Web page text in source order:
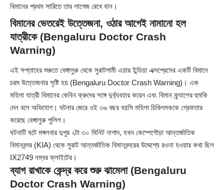
বিমানের প্রথম সারিতে তার লাগেজ রেখে যান।
বিমানের ভেতরেই উত্তেজনা, ওঠার আগেই নামানো হল
যাত্রীকে (Bengaluru Doctor Crash
Warning)
এই সপ্তাহের শুরুতে বেঙ্গালুরু থেকে সুরাটগামী এয়ার ইন্ডিয়া এক্সপ্রেসের একটি বিমানে
চরম উত্তেজনার সৃষ্টি হয় (Bengaluru Doctor Crash Warning)। এক
মহিলা যাত্রী বিমানের কেবিন ক্রুদের সঙ্গে দুর্ব্যবহার করেন এবং বিমান ক্র্যাশের হুমকি
দেন বলে অভিযোগ। ঘটনার জেরে ওই ৩৬ বছর বয়সি মহিলা চিকিৎসককে গ্রেফতার
করেছে বেঙ্গালুরু পুলিশ।
ঘটনাটি ঘটে মঙ্গলবার দুপুর ২টা ৩০ মিনিট নাগাদ, যখন কেম্পেগৌড়া আন্তর্জাতিক
বিমানবন্দর (KIA) থেকে সুরাট আন্তর্জাতিক বিমানবন্দরের উদ্দেশ্যে রওনা হওয়ার কথা ছিল
IX2749 নম্বর ফ্লাইটের।
ব্যাগ রাখাকে কেন্দ্র করে শুরু ঝামেলা (Bengaluru
Doctor Crash Warning)